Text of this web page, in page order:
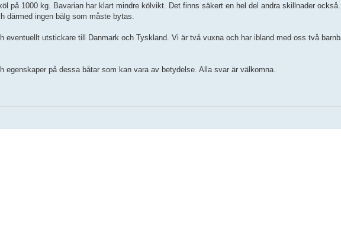
på 1000 kg. Bavarian har klart mindre kölvikt. Det finns säkert en hel del andra skillnader
därmed ingen bälg som måste bytas.
eventuellt utstickare till Danmark och Tyskland. Vi är två vuxna och har ibland med oss två
på dessa båtar som kan vara av betydelse. Alla svar är välkomna.